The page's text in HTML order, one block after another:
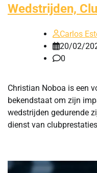
Wedstrijden,
Carlos
20/02/
0
Christian Noboa is een
bekendstaat om zijn
wedstrijden gedurende
dienst van